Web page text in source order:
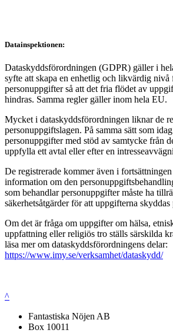
Datainspektionen:
Dataskyddsförordningen (GDPR) gäller i
syfte att skapa en enhetlig och likvärdig nivå
personuppgifter så att det fria flödet av
hindras. Samma regler gäller inom hela EU.
Mycket i dataskyddsförordningen liknar de
personuppgiftslagen. På samma sätt som
personuppgifter med stöd av samtycke från
uppfylla ett avtal eller efter en
De registrerade kommer även i
information om den
som behandlar personuppgifter måste ha
säkerhetsåtgärder för att uppgifterna skyddas
Om det är fråga om uppgifter om hälsa,
uppfattning eller religiös tro ställs särskilda
läsa mer om dataskyddsförordningens delar:
https://www.imy.se/verksamhet/dataskydd/
^
Fantastiska Nöjen AB
Box 10011